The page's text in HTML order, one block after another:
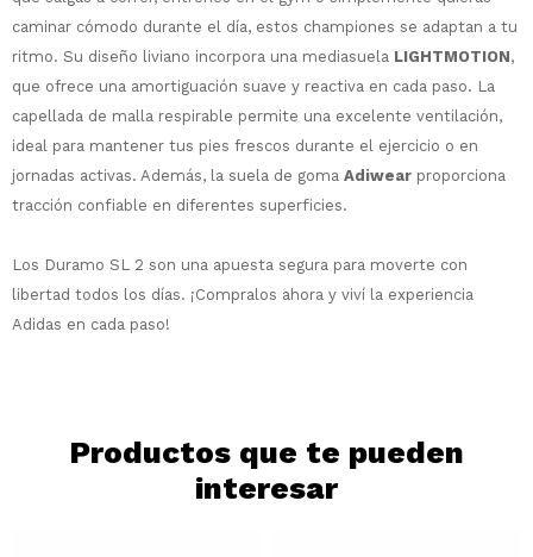
caminar cómodo durante el día, estos championes se adaptan a tu
ritmo. Su diseño liviano incorpora una mediasuela LIGHTMOTION,
que ofrece una amortiguación suave y reactiva en cada paso. La
capellada de malla respirable permite una excelente ventilación,
ideal para mantener tus pies frescos durante el ejercicio o en
jornadas activas. Además, la suela de goma Adiwear proporciona
tracción confiable en diferentes superficies.
Los Duramo SL 2 son una apuesta segura para moverte con
libertad todos los días. ¡Compralos ahora y viví la experiencia
Adidas en cada paso!
Productos que te pueden
interesar
Después, hasta en 12
cuotas y sin tocar tu
tarjeta de crédito
Verifica si estás calificado para comprar
con Pago Después:
Cédula de identidad
Celular
Fecha de nacimiento
Continuar
Estás calificado para comprar usando Pago
Después.
¡Tenés hasta
para comprar en las cuotas
que prefieras!
Elegí tus productos preferidos
Elegís Pago Después como metodo de pago
* sujeto a aprobación crediticia. El monto
Ups!
Parece que no tenes oferta, lamentamos
el inconveniente, por cualquier duda
contactanos en
preguntas@pagodespues.com.uy
¡Algo salió mal!
Por favor intenta nuevamente mas tarde.